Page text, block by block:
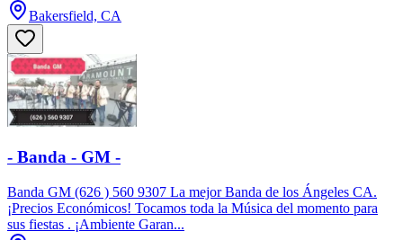
Bakersfield, CA
- Banda - GM -
Banda GM (626 ) 560 9307 La mejor Banda de los Ángeles CA.
¡Precios Económicos! Tocamos toda la Música del momento para
sus fiestas . ¡Ambiente Garan...